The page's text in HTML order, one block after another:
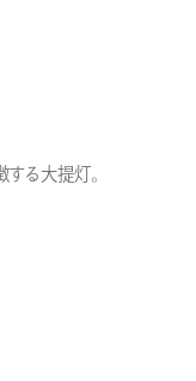
する大提灯。